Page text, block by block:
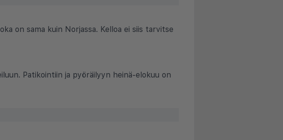
on sama kuin Norjassa. Kelloa ei siis tarvitse
Patikointiin ja pyöräilyyn heinä-elokuu on